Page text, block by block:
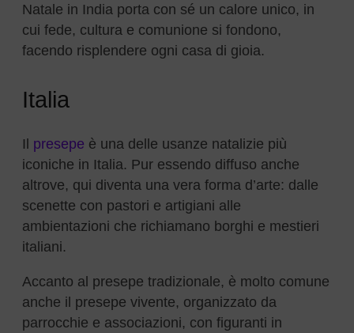
Natale in India porta con sé un calore unico, in
cui fede, cultura e comunione si fondono,
facendo risplendere ogni casa di gioia.
Italia
Il presepe è una delle usanze natalizie più
iconiche in Italia. Pur essendo diffuso anche
altrove, qui diventa una vera forma d’arte: dalle
scenette con pastori e artigiani alle
ambientazioni che richiamano borghi e mestieri
italiani.
Accanto al presepe tradizionale, è molto comune
anche il presepe vivente, organizzato da
parrocchie e associazioni, con figuranti in